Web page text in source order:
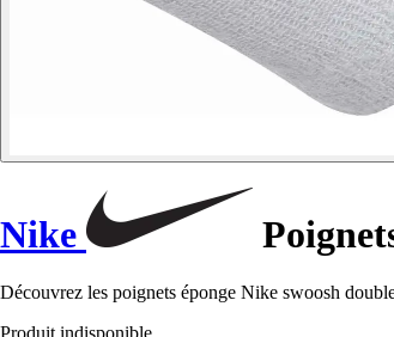
Nike
Découvrez les poignets éponge Nike swoosh